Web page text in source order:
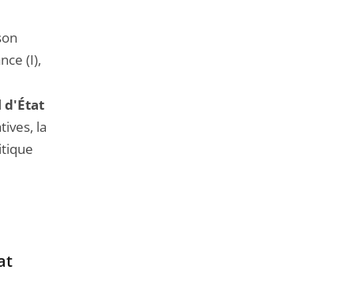
(I),
d'État
la